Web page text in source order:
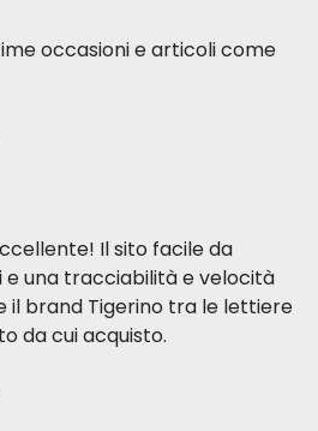
occasioni e articoli come
Il sito facile da
e una tracciabilità e velocità
il brand Tigerino tra le lettiere
da cui acquisto.